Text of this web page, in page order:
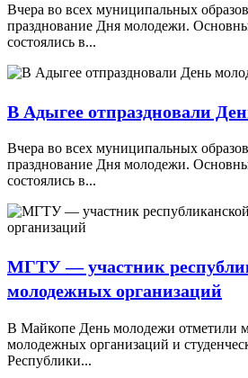
Вчера во всех муниципальных
празднование Дня молодежи.
состоялись в...
В Адыгее отпраздновали
Вчера во всех муниципальных
празднование Дня молодежи.
состоялись в...
МГТУ — участник
молодежных организаций
В Майкопе День молодежи отметили
молодежных организаций и
Республики...